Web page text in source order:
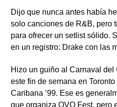
Dijo que nunca antes había
solo canciones de R&B, pero
para ofrecer un setlist sólido.
en un registro: Drake con las
Hizo un guiño al Carnaval del
este fin de semana en
Caribana ’99. Ese es
que organiza OVO Fest, pero